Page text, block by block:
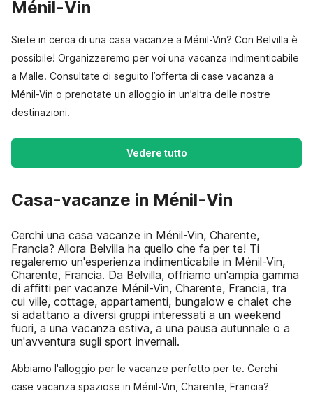
Ménil-Vin
Siete in cerca di una casa vacanze a Ménil-Vin? Con Belvilla è
possibile! Organizzeremo per voi una vacanza indimenticabile
a Malle. Consultate di seguito l’offerta di case vacanza a
Ménil-Vin o prenotate un alloggio in un’altra delle nostre
destinazioni.
Vedere tutto
Casa-vacanze in Ménil-Vin
Cerchi una casa vacanze in Ménil-Vin, Charente,
Francia? Allora Belvilla ha quello che fa per te! Ti
regaleremo un'esperienza indimenticabile in Ménil-Vin,
Charente, Francia. Da Belvilla, offriamo un'ampia gamma
di affitti per vacanze Ménil-Vin, Charente, Francia, tra
cui ville, cottage, appartamenti, bungalow e chalet che
si adattano a diversi gruppi interessati a un weekend
fuori, a una vacanza estiva, a una pausa autunnale o a
un'avventura sugli sport invernali.
Abbiamo l'alloggio per le vacanze perfetto per te. Cerchi
case vacanza spaziose in Ménil-Vin, Charente, Francia?